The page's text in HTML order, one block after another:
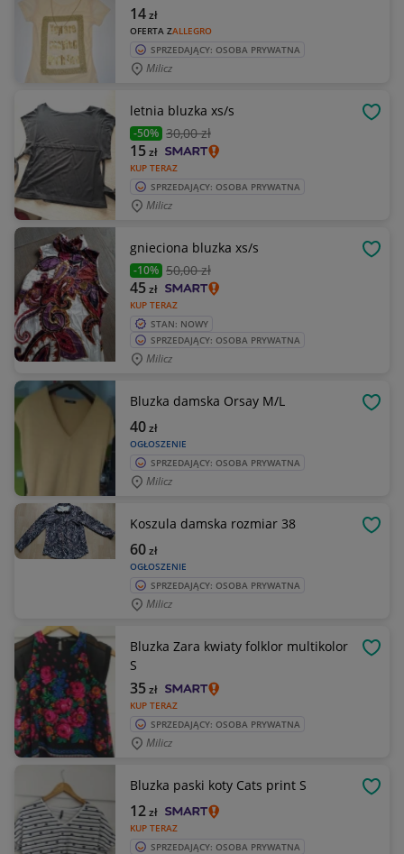
OFERTA ZALLEGRO
14zł
SPRZEDAJĄCY: OSOBA PRYWATNA
Milicz
letnia bluzka xs/s
-50% 30,00 zł
KUP TERAZ
15zł
SPRZEDAJĄCY: OSOBA PRYWATNA
Milicz
gnieciona bluzka xs/s
-10% 50,00 zł
KUP TERAZ
45zł
STAN: NOWY
SPRZEDAJĄCY: OSOBA PRYWATNA
Milicz
Bluzka damska Orsay M/L
OGŁOSZENIE
40zł
SPRZEDAJĄCY: OSOBA PRYWATNA
Milicz
Koszula damska rozmiar 38
OGŁOSZENIE
60zł
SPRZEDAJĄCY: OSOBA PRYWATNA
Milicz
Bluzka Zara kwiaty folklor multikolor
S
KUP TERAZ
35zł
SPRZEDAJĄCY: OSOBA PRYWATNA
Milicz
Bluzka paski koty Cats print S
KUP TERAZ
12zł
SPRZEDAJĄCY: OSOBA PRYWATNA